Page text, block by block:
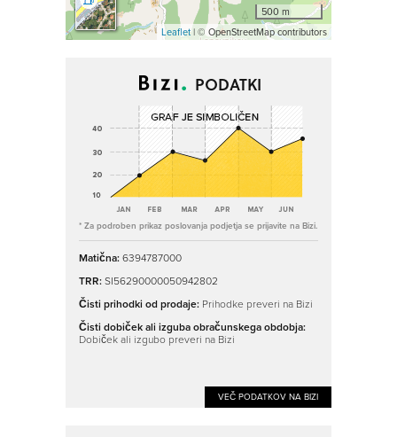
500 m
Leaflet| © OpenStreetMap contributors
PODATKI
* Za podroben prikaz poslovanja podjetja se prijavite na Bizi.
Matična:6394787000
TRR:SI56290000050942802
Čisti prihodki od prodaje: Prihodke preveri na Bizi
Čisti dobiček ali izguba obračunskega obdobja:
Dobiček ali izgubo preveri na Bizi
VEČ PODATKOV NA BIZI